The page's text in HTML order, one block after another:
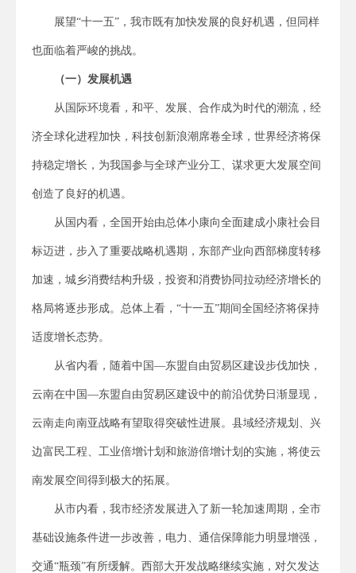
展望“十一五”，我市既有加快发展的良好机遇，但同样
也面临着严峻的挑战。
（一）发展机遇
从国际环境看，和平、发展、合作成为时代的潮流，经
济全球化进程加快，科技创新浪潮席卷全球，世界经济将保
持稳定增长，为我国参与全球产业分工、谋求更大发展空间
创造了良好的机遇。
从国内看，全国开始由总体小康向全面建成小康社会目
标迈进，步入了重要战略机遇期，东部产业向西部梯度转移
加速，城乡消费结构升级，投资和消费协同拉动经济增长的
格局将逐步形成。总体上看，“十一五”期间全国经济将保持
适度增长态势。
从省内看，随着中国—东盟自由贸易区建设步伐加快，
云南在中国—东盟自由贸易区建设中的前沿优势日渐显现，
云南走向南亚战略有望取得突破性进展。县域经济规划、兴
边富民工程、工业倍增计划和旅游倍增计划的实施，将使云
南发展空间得到极大的拓展。
从市内看，我市经济发展进入了新一轮加速周期，全市
基础设施条件进一步改善，电力、通信保障能力明显增强，
交通“瓶颈”有所缓解。西部大开发战略继续实施，对欠发达